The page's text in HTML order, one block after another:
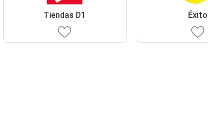
Tiendas D1 Éxito